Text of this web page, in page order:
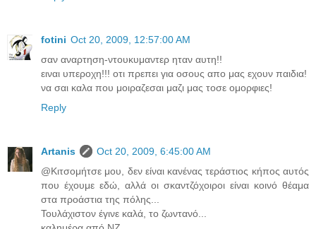
fotini Oct 20, 2009, 12:57:00 AM
σαν αναρτηση-ντουκυμαντερ ηταν αυτη!!
ειναι υπεροχη!!! οτι πρεπει για οσους απο μας εχουν παιδια!
να σαι καλα που μοιραζεσαι μαζι μας τοσε ομορφιες!
Reply
Artanis
Oct 20, 2009, 6:45:00 AM
@Κιτσομήτσε μου, δεν είναι κανένας τεράστιος κήπος αυτός
που έχουμε εδώ, αλλά οι σκαντζόχοιροι είναι κοινό θέαμα
στα προάστια της πόλης...
Τουλάχιστον έγινε καλά, το ζωντανό...